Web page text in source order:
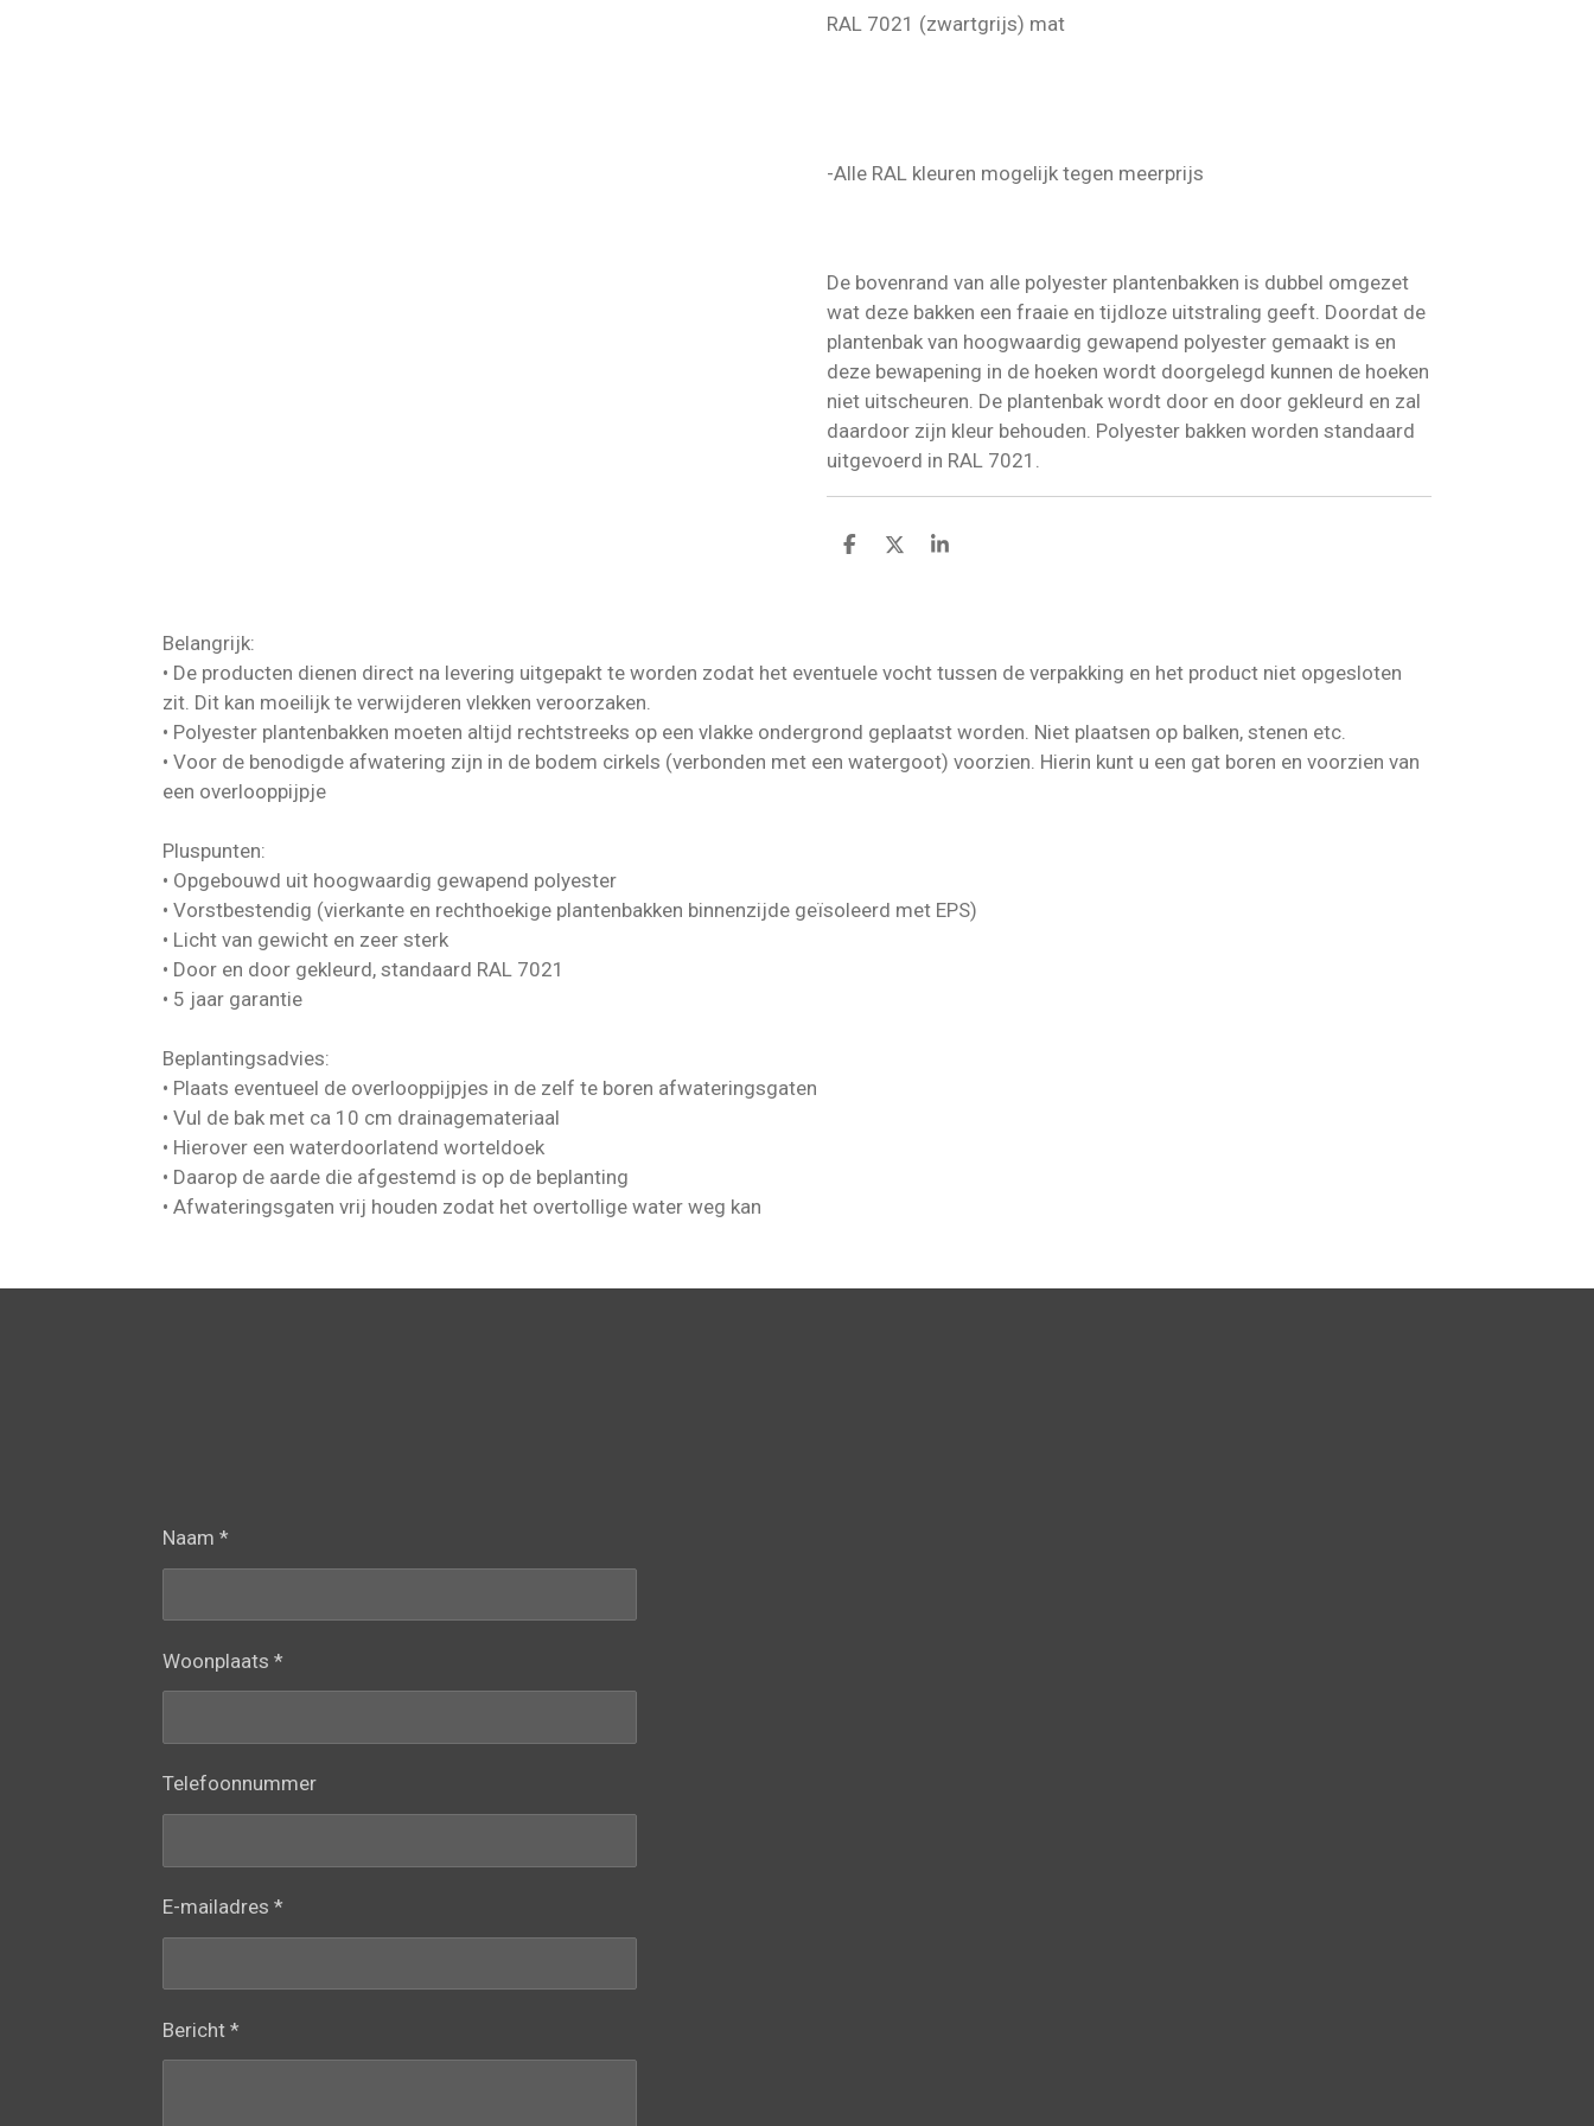
RAL 7021 (zwartgrijs) mat
-Alle RAL kleuren mogelijk tegen meerprijs
De bovenrand van alle polyester plantenbakken is dubbel omgezet
wat deze bakken een fraaie en tijdloze uitstraling geeft. Doordat de
plantenbak van hoogwaardig gewapend polyester gemaakt is en
deze bewapening in de hoeken wordt doorgelegd kunnen de hoeken
niet uitscheuren. De plantenbak wordt door en door gekleurd en zal
daardoor zijn kleur behouden. Polyester bakken worden standaard
uitgevoerd in RAL 7021.
D
D
S
Belangrijk:
• De producten dienen direct na levering uitgepakt te worden zodat het eventuele vocht tussen de verpakking en het product niet opgesloten
zit. Dit kan moeilijk te verwijderen vlekken veroorzaken.
• Polyester plantenbakken moeten altijd rechtstreeks op een vlakke ondergrond geplaatst worden. Niet plaatsen op balken, stenen etc.
• Voor de benodigde afwatering zijn in de bodem cirkels (verbonden met een watergoot) voorzien. Hierin kunt u een gat boren en voorzien van
een overlooppijpje
Pluspunten:
• Opgebouwd uit hoogwaardig gewapend polyester
• Vorstbestendig (vierkante en rechthoekige plantenbakken binnenzijde geïsoleerd met EPS)
• Licht van gewicht en zeer sterk
• Door en door gekleurd, standaard RAL 7021
• 5 jaar garantie
Beplantingsadvies:
• Plaats eventueel de overlooppijpjes in de zelf te boren afwateringsgaten
• Vul de bak met ca 10 cm drainagemateriaal
• Hierover een waterdoorlatend worteldoek
• Daarop de aarde die afgestemd is op de beplanting
• Afwateringsgaten vrij houden zodat het overtollige water weg kan
Naam *
Woonplaats *
Telefoonnummer
E-mailadres *
Bericht *